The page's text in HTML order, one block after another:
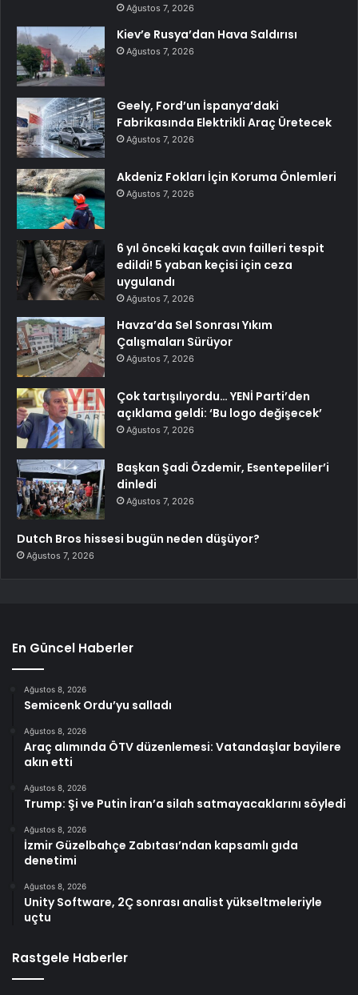
Ağustos 7, 2026
Kiev’e Rusya’dan Hava Saldırısı
Ağustos 7, 2026
Geely, Ford’un İspanya’daki
Fabrikasında Elektrikli Araç Üretecek
Ağustos 7, 2026
Akdeniz Fokları İçin Koruma Önlemleri
Ağustos 7, 2026
6 yıl önceki kaçak avın failleri tespit
edildi! 5 yaban keçisi için ceza
uygulandı
Ağustos 7, 2026
Havza’da Sel Sonrası Yıkım
Çalışmaları Sürüyor
Ağustos 7, 2026
Çok tartışılıyordu… YENİ Parti’den
açıklama geldi: ‘Bu logo değişecek’
Ağustos 7, 2026
Başkan Şadi Özdemir, Esentepeliler’i
dinledi
Ağustos 7, 2026
Dutch Bros hissesi bugün neden düşüyor?
Ağustos 7, 2026
En Güncel Haberler
Ağustos 8, 2026
Semicenk Ordu’yu salladı
Ağustos 8, 2026
Araç alımında ÖTV düzenlemesi: Vatandaşlar bayilere
akın etti
Ağustos 8, 2026
Trump: Şi ve Putin İran’a silah satmayacaklarını söyledi
Ağustos 8, 2026
İzmir Güzelbahçe Zabıtası’ndan kapsamlı gıda
denetimi
Ağustos 8, 2026
Unity Software, 2Ç sonrası analist yükseltmeleriyle
uçtu
Rastgele Haberler